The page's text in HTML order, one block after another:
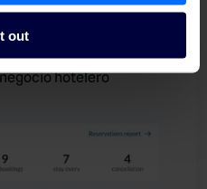
out
brinda ingresos
hotelero